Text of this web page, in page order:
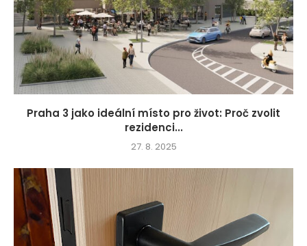
Praha 3 jako ideální místo pro život: Proč zvolit
rezidenci...
27. 8. 2025